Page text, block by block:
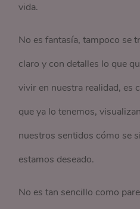
vida.
No es fantasía, tampoco se
claro y con detalles lo que
vivir en nuestra realidad, es
que ya lo tenemos,
nuestros sentidos cómo se
estamos deseado.
No es tan sencillo como